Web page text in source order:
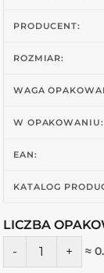
PRODUCENT:
ROZMIAR:
WAGA
W OPAKOWANIU:
EAN:
KATALOG
LICZBA
ilość EQUIPE
≈